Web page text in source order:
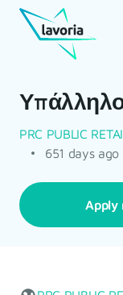
PRC PUBLIC
651 days ago
Apply